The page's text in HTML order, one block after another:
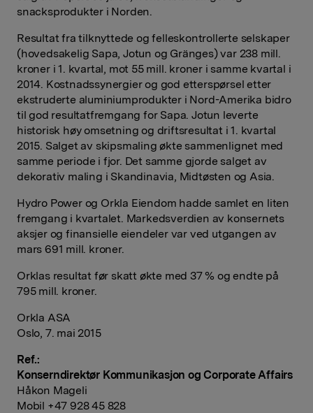
snacksprodukter i Norden.
Resultat fra tilknyttede og felleskontrollerte selskaper
(hovedsakelig Sapa, Jotun og Gränges) var 238 mill.
kroner i 1. kvartal, mot 55 mill. kroner i samme kvartal i
2014. Kostnadssynergier og god etterspørsel etter
ekstruderte aluminiumprodukter i Nord-Amerika bidro
til god resultatfremgang for Sapa. Jotun leverte
historisk høy omsetning og driftsresultat i 1. kvartal
2015. Salget av skipsmaling økte sammenlignet med
samme periode i fjor. Det samme gjorde salget av
dekorativ maling i Skandinavia, Midtøsten og Asia.
Hydro Power og Orkla Eiendom hadde samlet en liten
fremgang i kvartalet. Markedsverdien av konsernets
aksjer og finansielle eiendeler var ved utgangen av
mars 691 mill. kroner.
Orklas resultat før skatt økte med 37 % og endte på
795 mill. kroner.
Orkla ASA
Oslo, 7. mai 2015
Ref.:
Konserndirektør Kommunikasjon og Corporate Affairs
Håkon Mageli
Mobil +47 928 45 828